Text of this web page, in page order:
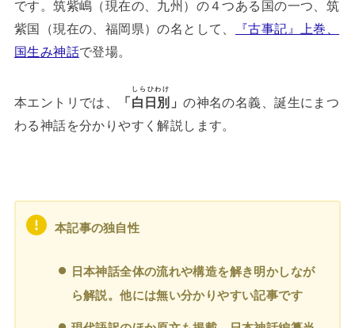
です。筑紫嶋（現在の、九州）の４つある国の一つ、筑
紫国（現在の、福岡県）の名として、
『古事記』上巻、
国生み神話で登場。
本エントリでは、 「白日別
しらひわけ
」の神名の名義、誕生にまつ
わる神話を分かりやすく解説します。
本記事の独自性
日本神話全体の流れや構造を解き明かしなが
ら解説。他には無い分かりやすい記事です